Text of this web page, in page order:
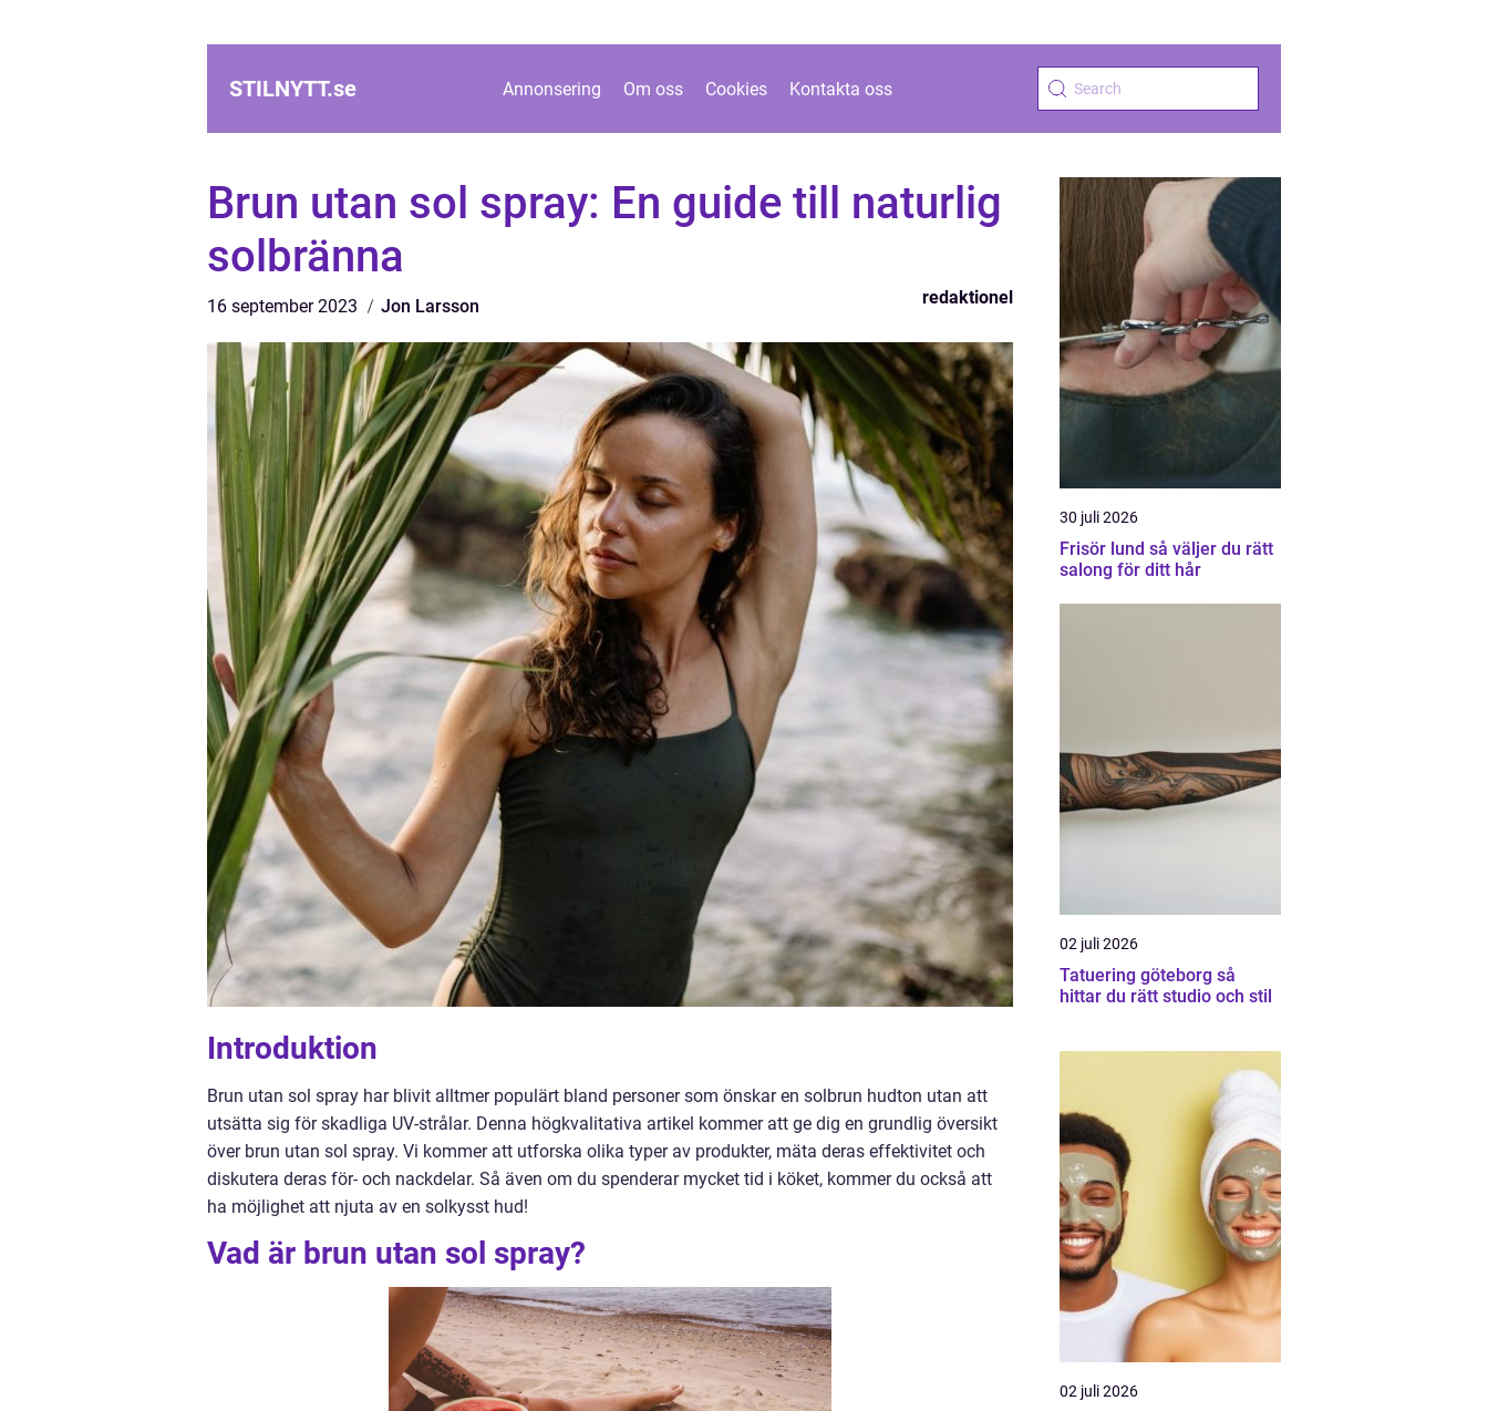
STILNYTT.se Annonsering Om oss Cookies Kontakta oss
Brun utan sol spray: En guide till naturlig
solbränna
16 september 2023 Jon Larsson redaktionel
Introduktion
Brun utan sol spray har blivit alltmer populärt bland personer som önskar en solbrun hudton utan att
utsätta sig för skadliga UV-strålar. Denna högkvalitativa artikel kommer att ge dig en grundlig översikt
över brun utan sol spray. Vi kommer att utforska olika typer av produkter, mäta deras effektivitet och
diskutera deras för- och nackdelar. Så även om du spenderar mycket tid i köket, kommer du också att
ha möjlighet att njuta av en solkysst hud!
Vad är brun utan sol spray?
30 juli 2026
Frisör lund så väljer du rätt
salong för ditt hår
02 juli 2026
Tatuering göteborg så
hittar du rätt studio och stil
02 juli 2026